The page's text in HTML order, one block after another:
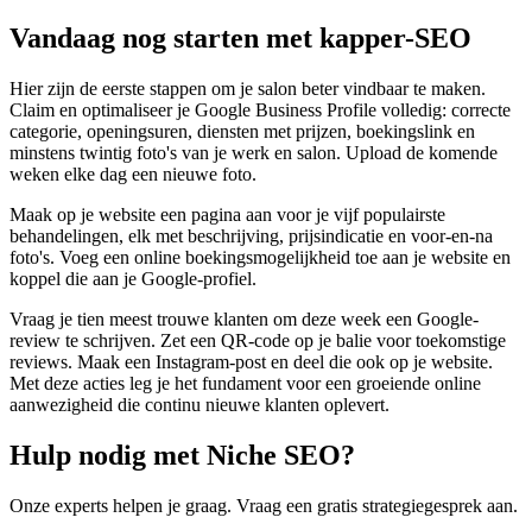
Vandaag nog starten met kapper-SEO
Hier zijn de eerste stappen om je salon beter vindbaar te maken.
Claim en optimaliseer je Google Business Profile volledig: correcte
categorie, openingsuren, diensten met prijzen, boekingslink en
minstens twintig foto's van je werk en salon. Upload de komende
weken elke dag een nieuwe foto.
Maak op je website een pagina aan voor je vijf populairste
behandelingen, elk met beschrijving, prijsindicatie en voor-en-na
foto's. Voeg een online boekingsmogelijkheid toe aan je website en
koppel die aan je Google-profiel.
Vraag je tien meest trouwe klanten om deze week een Google-
review te schrijven. Zet een QR-code op je balie voor toekomstige
reviews. Maak een Instagram-post en deel die ook op je website.
Met deze acties leg je het fundament voor een groeiende online
aanwezigheid die continu nieuwe klanten oplevert.
Hulp nodig met Niche SEO?
Onze experts helpen je graag. Vraag een gratis strategiegesprek aan.